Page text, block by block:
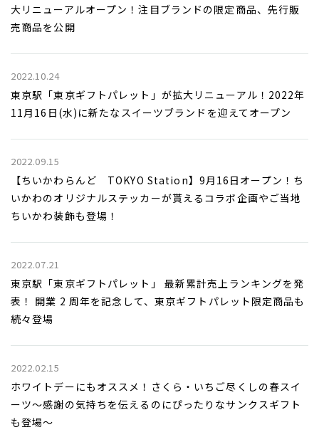
大リニューアルオープン！注目ブランドの限定商品、先行販
売商品を公開
2022.10.24
東京駅「東京ギフトパレット」が拡大リニューアル！2022年
11月16日(水)に新たなスイーツブランドを迎えてオープン
2022.09.15
【ちいかわらんど TOKYO Station】9月16日オープン！ち
いかわのオリジナルステッカーが貰えるコラボ企画やご当地
ちいかわ装飾も登場！
2022.07.21
東京駅「東京ギフトパレット」 最新累計売上ランキングを発
表！ 開業 2 周年を記念して、東京ギフトパレット限定商品も
続々登場
2022.02.15
ホワイトデーにもオススメ！さくら・いちご尽くしの春スイ
ーツ～感謝の気持ちを伝えるのにぴったりなサンクスギフト
も登場～